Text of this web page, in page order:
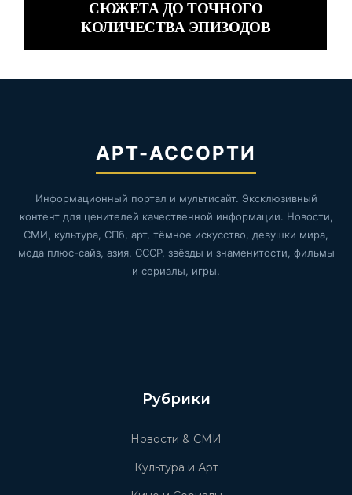
СЮЖЕТА ДО ТОЧНОГО
КОЛИЧЕСТВА ЭПИЗОДОВ
АРТ-АССОРТИ
Информационный портал и мультисайт. Эксклюзивный
контент для ценителей качественной информации. Новости,
СМИ, культура, СПб, арт, тёмное искусство, девушки мира,
мода плюс-сайз, азия, СССР, звёзды и знаменитости, фильмы
и сериалы, игры.
Рубрики
Новости & СМИ
Культура и Арт